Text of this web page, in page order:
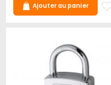
Ajouter au panier